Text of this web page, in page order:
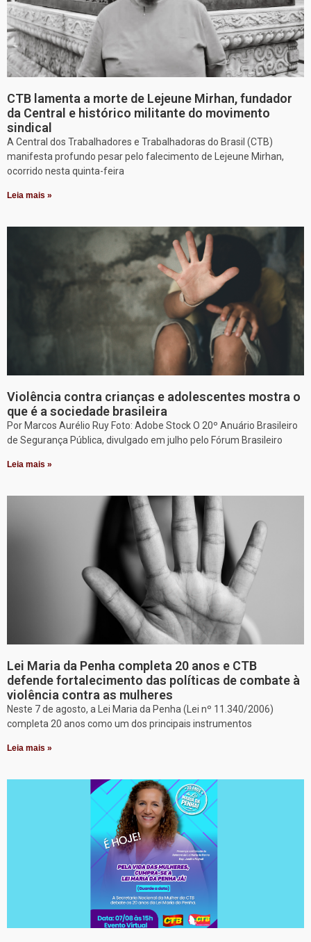
CTB lamenta a morte de Lejeune Mirhan, fundador
da Central e histórico militante do movimento
sindical
A Central dos Trabalhadores e Trabalhadoras do Brasil (CTB)
manifesta profundo pesar pelo falecimento de Lejeune Mirhan,
ocorrido nesta quinta-feira
Leia mais »
Violência contra crianças e adolescentes mostra o
que é a sociedade brasileira
Por Marcos Aurélio Ruy Foto: Adobe Stock O 20º Anuário Brasileiro
de Segurança Pública, divulgado em julho pelo Fórum Brasileiro
Leia mais »
Lei Maria da Penha completa 20 anos e CTB
defende fortalecimento das políticas de combate à
violência contra as mulheres
Neste 7 de agosto, a Lei Maria da Penha (Lei nº 11.340/2006)
completa 20 anos como um dos principais instrumentos
Leia mais »